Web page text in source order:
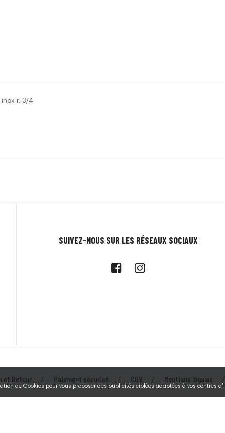
r. 3/4
SUIVEZ-NOUS SUR LES RÉSEAUX SOCIAUX
et Retour Paiement sécurisé CGV Mentions légales
de Cookies pour vous proposer des publicités ciblées adaptées à vos centres